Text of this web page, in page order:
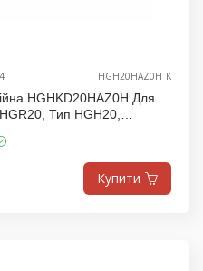
HGH20HAZ0H_K
HGHKD20HAZ0H Для
Тип HGH20,
Купити